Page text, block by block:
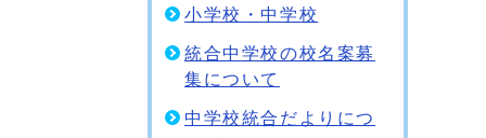
小学校・中学校
統合中学校の校名案募
集について
中学校統合だよりにつ